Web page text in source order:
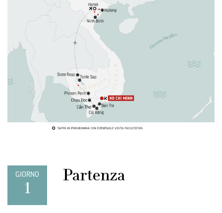
GIORNO
1
Partenza